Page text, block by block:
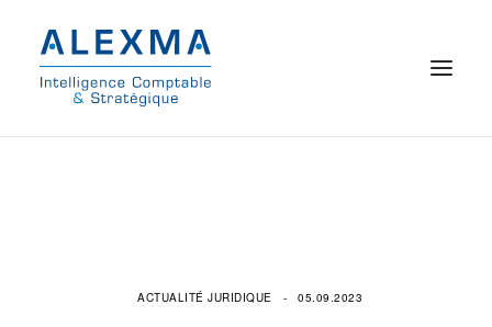
© 2021 Alexma
05.09.2023
ACTUALITÉ JURIDIQUE